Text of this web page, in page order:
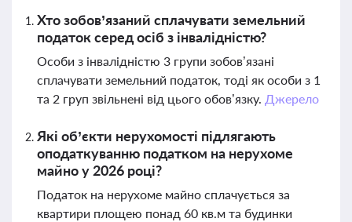
Хто зобов’язаний сплачувати земельний
податок серед осіб з інвалідністю?
Особи з інвалідністю 3 групи зобов’язані
сплачувати земельний податок, тоді як особи з 1
та 2 груп звільнені від цього обов’язку. Джерело
Які об’єкти нерухомості підлягають
оподаткуванню податком на нерухоме
майно у 2026 році?
Податок на нерухоме майно сплачується за
квартири площею понад 60 кв.м та будинки